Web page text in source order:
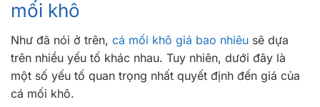
mối khô
Như đã nói ở trên, cá mối khô giá bao nhiêu sẽ dựa
trên nhiều yếu tố khác nhau. Tuy nhiên, dưới đây là
một số yếu tố quan trọng nhất quyết định đến giá của
cá mối khô.